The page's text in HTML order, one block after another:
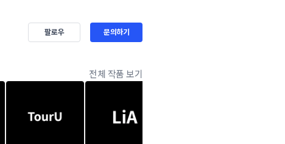
팔로우 문의하기
전체 작품 보기